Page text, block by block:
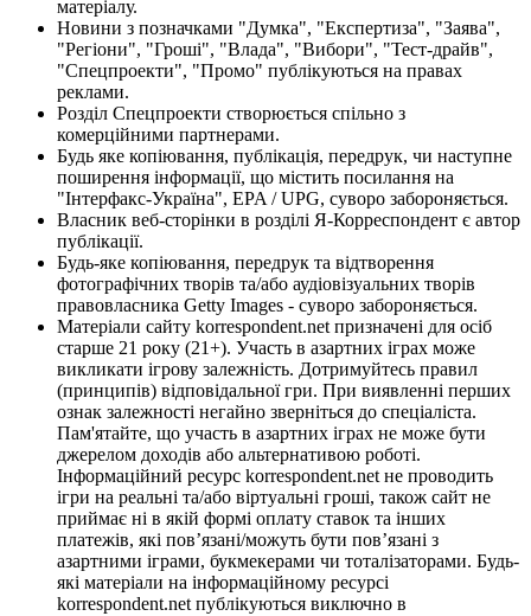
матеріалу.
Новини з позначками "Думка", "Експертиза", "Заява",
"Регіони", "Гроші", "Влада", "Вибори", "Тест-драйв",
"Спецпроекти", "Промо" публікуються на правах
реклами.
Розділ Спецпроекти створюється спільно з
комерційними партнерами.
Будь яке копіювання, публікація, передрук, чи наступне
поширення інформації, що містить посилання на
"Інтерфакс-Україна", EPA / UPG, суворо забороняється.
Власник веб-сторінки в розділі Я-Корреспондент є автор
публікації.
Будь-яке копіювання, передрук та відтворення
фотографічних творів та/або аудіовізуальних творів
правовласника Getty Images - суворо забороняється.
Матеріали сайту korrespondent.net призначені для осіб
старше 21 року (21+). Участь в азартних іграх може
викликати ігрову залежність. Дотримуйтесь правил
(принципів) відповідальної гри. При виявленні перших
ознак залежності негайно зверніться до спеціаліста.
Пам'ятайте, що участь в азартних іграх не може бути
джерелом доходів або альтернативою роботі.
Інформаційний ресурс korrespondent.net не проводить
ігри на реальні та/або віртуальні гроші, також сайт не
приймає ні в якій формі оплату ставок та інших
платежів, які пов’язані/можуть бути пов’язані з
азартними іграми, букмекерами чи тоталізаторами. Будь-
які матеріали на інформаційному ресурсі
korrespondent.net публікуються виключно в